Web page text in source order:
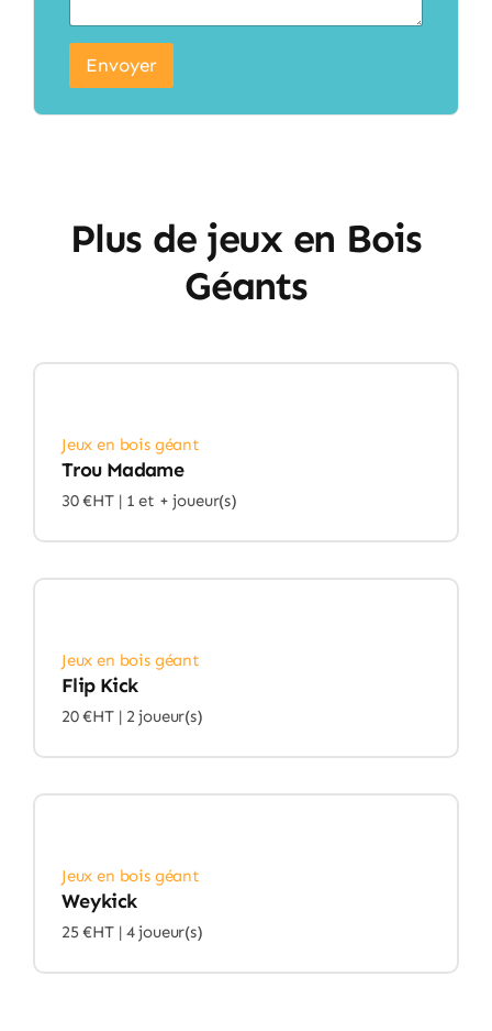
Envoyer
Plus de jeux en Bois
Géants
Jeux en bois géant
Trou Madame
30 €HT | 1 et + joueur(s)
Jeux en bois géant
Flip Kick
20 €HT | 2 joueur(s)
Jeux en bois géant
Weykick
25 €HT | 4 joueur(s)